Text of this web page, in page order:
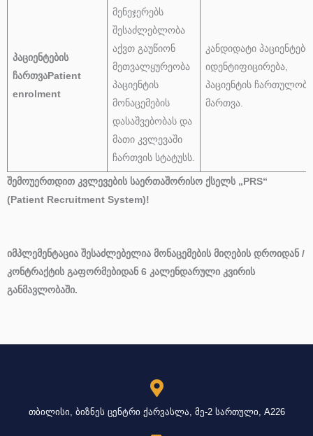
პაციენტების
ჩართვაPatient
enrolment
მენეჯერებს
შესაძლებლობა
აქვთ გაუწიონ
მეთვალყურეობა
პაციენტის
მონაცემების
დასაშვებობას და
მათი კვლევაში
ჩართვის სტატუსს.
კანდიდატი
იდენტიფიცირება,
პაციენტის
მართვა.
შემოუერთდით კვლევების საერთაშორისო ქსელს „PRS“
(Patient Recruitment System)!
იმპლემენტაცია შესაძლებელია მონაცემების მიღების დროიდან /
კონტრაქტის გაფორმებიდან 6 კალენდარული კვირის
განმავლობაში.
თბილისი, ბიზნეს ცენტრი ქარვასლა, მე-2 სართული, A226